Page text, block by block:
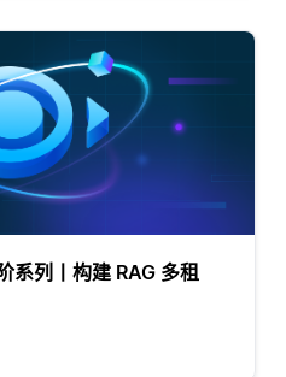
系列丨构建 RAG 多租